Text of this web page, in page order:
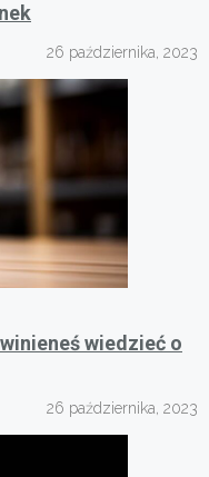
26 października, 2023
wiedzieć o
26 października, 2023